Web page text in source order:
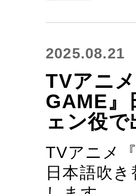
2025.08.21
TVアニ
GAME』
ェン役
TVアニメ
日本語吹